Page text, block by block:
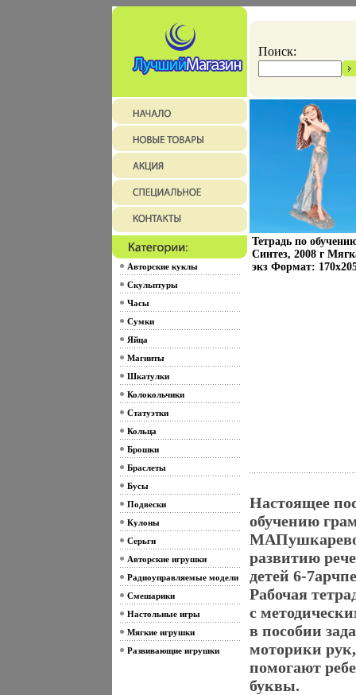
Поиск:
Авторские куклы
Скульптуры
Часы
Сумки
Яйца
Магниты
Шкатулки
Колокольчики
Статуэтки
Кольца
Брошки
Браслеты
Бусы
Подвески
Кулоны
Серьги
Авторские игрушки
Радиоуправляемые модели
Смешарики
Настольные игры
Мягкие игрушки
Развивающие игрушки
Тетрадь по
Синтез, 2008 г
экз Формат:
Настоящее
обучению
развитию
детей 6-
Рабочая
с
в пособии
моторики
помогают
буквы.